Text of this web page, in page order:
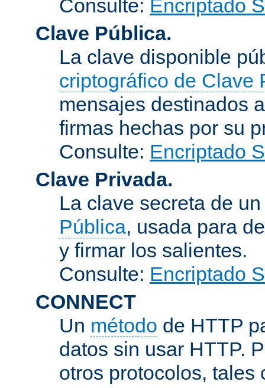
Consulte: Encriptado
Clave Pública.
La clave disponible
criptográfico de Clave
mensajes destinados
firmas hechas por su
Consulte: Encriptado
Clave Privada.
La clave secreta de
Pública, usada para
y firmar los salientes.
Consulte: Encriptado
CONNECT
Un método de HTTP
datos sin usar HTTP.
otros protocolos, tales